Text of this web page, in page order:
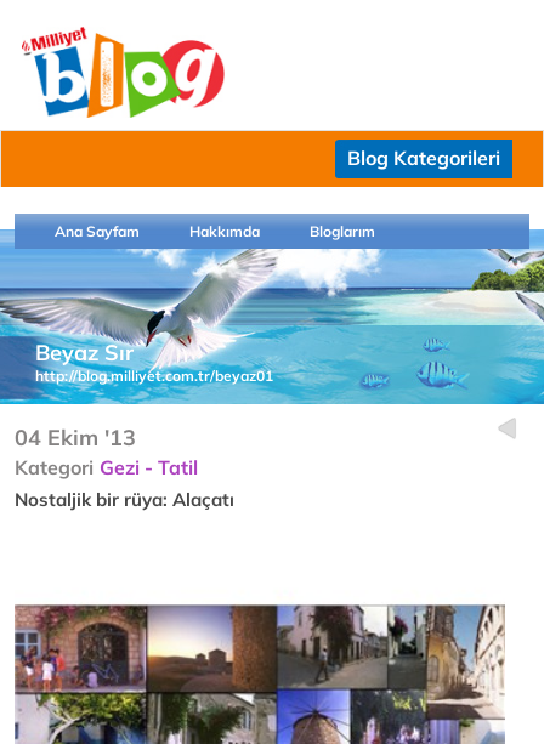
Blog Kategorileri
Ana Sayfam Hakkımda Bloglarım
Beyaz Sır
http://blog.milliyet.com.tr/beyaz01
04 Ekim '13
Kategori Gezi - Tatil
Nostaljik bir rüya: Alaçatı